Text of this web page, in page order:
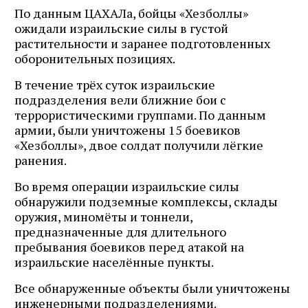
По данным ЦАХАЛа, бойцы «Хезболлы»
ожидали израильские силы в густой
растительности и заранее подготовленных
оборонительных позициях.
В течение трёх суток израильские
подразделения вели ближние бои с
террористическими группами. По данным
армии, были уничтожены 15 боевиков
«Хезболлы», двое солдат получили лёгкие
ранения.
Во время операции израильские силы
обнаружили подземные комплексы, склады
оружия, миномёты и тоннели,
предназначенные для длительного
пребывания боевиков перед атакой на
израильские населённые пункты.
Все обнаруженные объекты были уничтожены
инженерными подразделениями.